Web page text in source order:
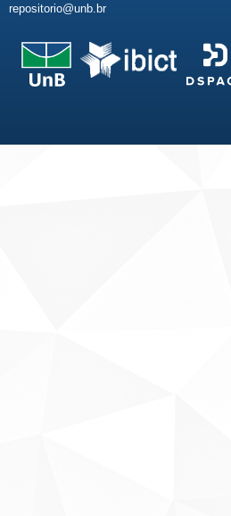
repositorio@unb.br